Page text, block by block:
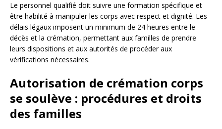
Le personnel qualifié doit suivre une formation spécifique et
être habilité à manipuler les corps avec respect et dignité. Les
délais légaux imposent un minimum de 24 heures entre le
décès et la crémation, permettant aux familles de prendre
leurs dispositions et aux autorités de procéder aux
vérifications nécessaires.
Autorisation de crémation corps
se soulève : procédures et droits
des familles